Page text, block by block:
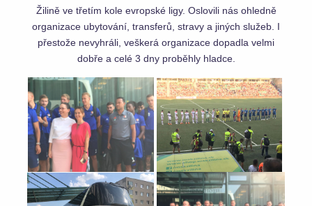
Žilině ve třetím kole evropské ligy. Oslovili nás ohledně
organizace ubytování, transferů, stravy a jiných služeb. I
přestože nevyhráli, veškerá organizace dopadla velmi
dobře a celé 3 dny proběhly hladce.